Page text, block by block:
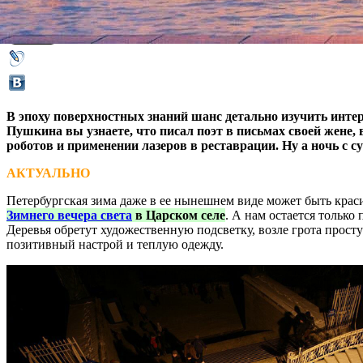
17 февраля 2017,04:27 Версия для печати
В эпоху поверхностных знаний шанс детально изучить
Пушкина вы узнаете, что писал поэт в письмах своей
роботов и применении лазеров в реставрации. Ну а ночь с
АКТУАЛЬНО
Петербургская зима даже в ее нынешнем виде может быть
Зимнего вечера света в Царском селе. А нам остается только
Деревья обретут художественную подсветку, возле грота
позитивный настрой и теплую одежду.